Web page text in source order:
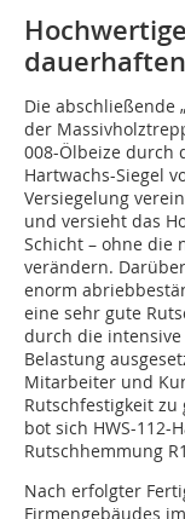
Die abschließende
der
008-Ölbeize durch
Hartwachs-Siegel
Versiegelung
und versieht das
Schicht – ohne die
verändern.
enorm
eine sehr gute
durch die
Belastung
Mitarbeiter und
Rutschfestigkeit
bot sich HWS-112-
Rutschhemmung
Nach erfolgter
Firmengebäudes